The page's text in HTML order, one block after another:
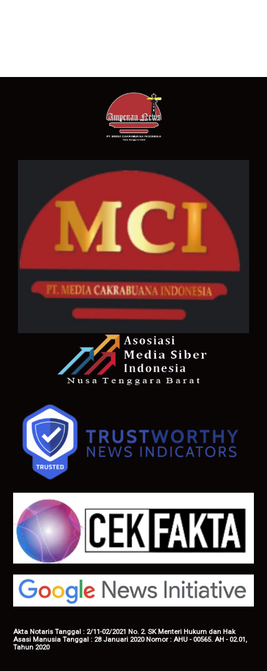
Akta Notaris Tanggal : 2/11-02/2021 No. 2. SK Menteri Hukum dan Hak
Asasi Manusia Tanggal : 28 Januari 2020 Nomor : AHU - 00565. AH - 02.01,
Tahun 2020